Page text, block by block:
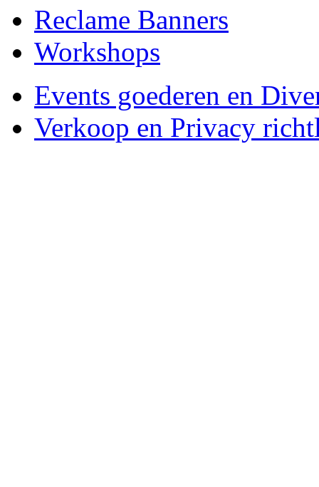
Reclame Banners
Workshops
Events goederen en
Verkoop en Privacy